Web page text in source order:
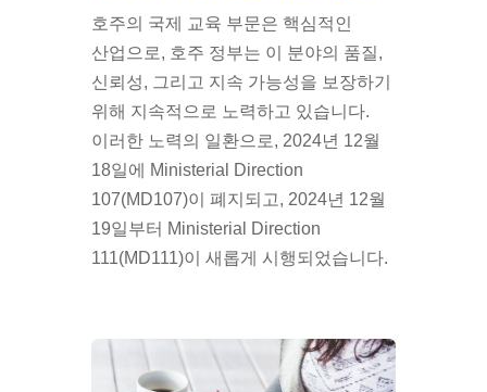
호주의 국제 교육 부문은 핵심적인
산업으로, 호주 정부는 이 분야의 품질,
신뢰성, 그리고 지속 가능성을 보장하기
위해 지속적으로 노력하고 있습니다.
이러한 노력의 일환으로, 2024년 12월
18일에 Ministerial Direction
107(MD107)이 폐지되고, 2024년 12월
19일부터 Ministerial Direction
111(MD111)이 새롭게 시행되었습니다.